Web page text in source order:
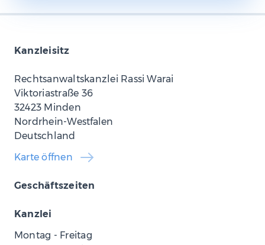
Kanzleisitz
Rechtsanwaltskanzlei Rassi Warai
Viktoriastraße 36
32423 Minden
Nordrhein-Westfalen
Deutschland
Karte öffnen
Geschäftszeiten
Kanzlei
Montag - Freitag